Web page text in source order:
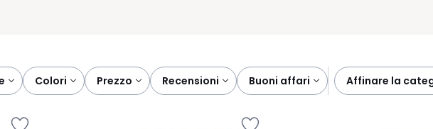
colori prezzo recensioni buoni affari affinare la